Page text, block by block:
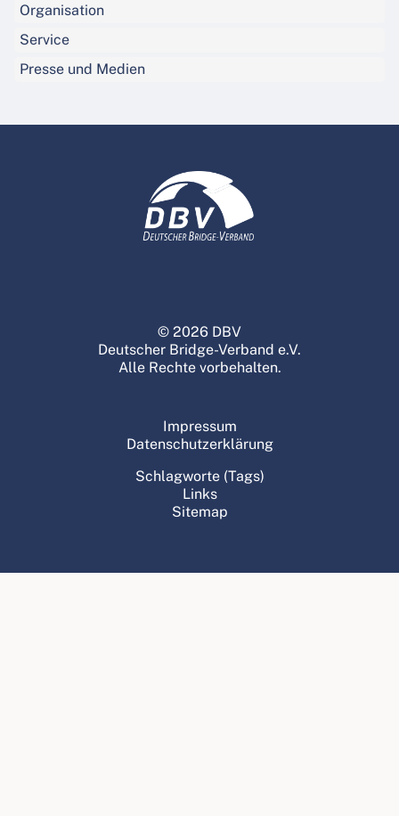
Organisation
Service
Presse und Medien
© 2026 DBV
Deutscher Bridge-Verband e.V.
Alle Rechte vorbehalten.
Impressum
Datenschutzerklärung
Schlagworte (Tags)
Links
Sitemap